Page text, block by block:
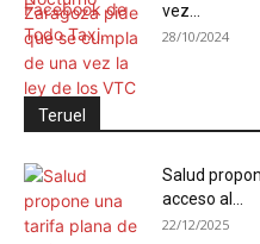
vez...
28/10/2024
Teruel
Salud
acceso al...
22/12/2025